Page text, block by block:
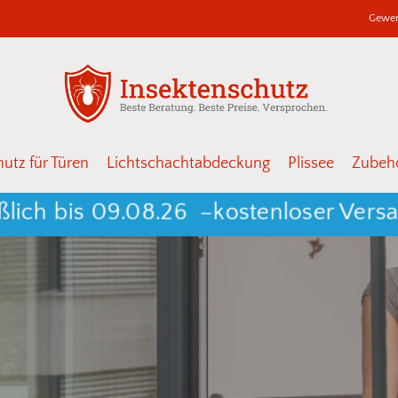
für Türen Lichtschachtabdeckung Plissee
bis 09.08.26 –kostenloser Versand